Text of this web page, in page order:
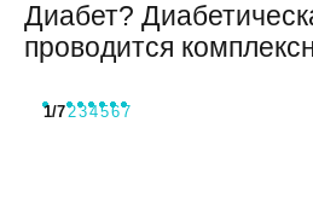
Диабет?
проводится
1/7234567